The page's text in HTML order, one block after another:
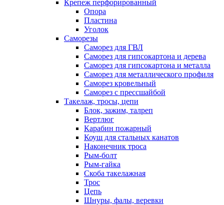
Крепеж перфорированный
Опора
Пластина
Уголок
Саморезы
Саморез для ГВЛ
Саморез для гипсокартона и дерева
Саморез для гипсокартона и металла
Саморез для металлического профиля
Саморез кровельный
Саморез с прессшайбой
Такелаж, тросы, цепи
Блок, зажим, талреп
Вертлюг
Карабин пожарный
Коуш для стальных канатов
Наконечник троса
Рым-болт
Рым-гайка
Скоба такелажная
Трос
Цепь
Шнуры, фалы, веревки